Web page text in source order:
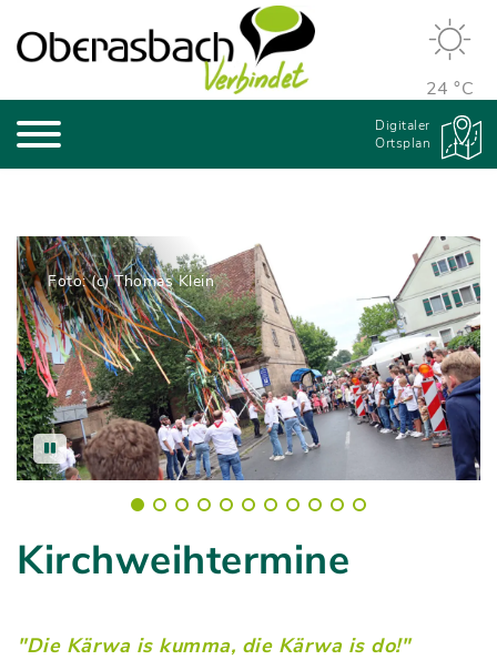
24 °C
Digitaler
Ortsplan
Foto: (c) Thomas Klein
Kirchweihtermine
"Die Kärwa is kumma, die Kärwa is do!"